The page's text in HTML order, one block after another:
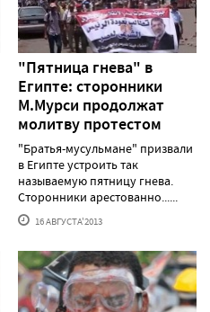
"Пятница гнева" в
Египте: сторонники
М.Мурси продолжат
молитву протестом
"Братья-мусульмане" призвали
в Египте устроить так
называемую пятницу гнева.
Сторонники арестованно......
16 АВГУСТА'2013